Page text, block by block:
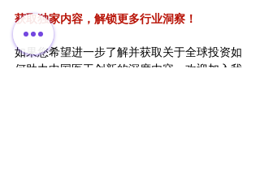
获取独家内容，解锁更多行业洞察！
如果您希望进一步了解并获取关于全球投资如
何助力中国医工创新的深度内容，欢迎加入我